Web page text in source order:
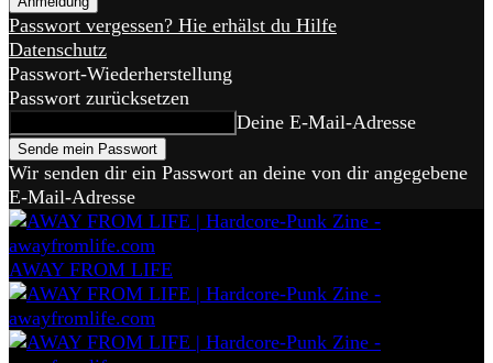
Passwort vergessen? Hie erhälst du Hilfe
Datenschutz
Passwort-Wiederherstellung
Passwort zurücksetzen
Deine E-Mail-Adresse
Wir senden dir ein Passwort an deine von dir angegebene
E-Mail-Adresse
AWAY FROM LIFE